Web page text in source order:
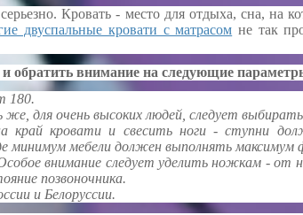
Кровать - место для отдыха, сна, на
двуспальные кровати с матрасом не так
и обратить внимание на следующие
180.
для очень высоких людей, следует выбирать
кровати и свесить ноги - ступни
минимум мебели должен выполнять максимум
внимание следует уделить ножкам - от
позвоночника.
и Белоруссии.